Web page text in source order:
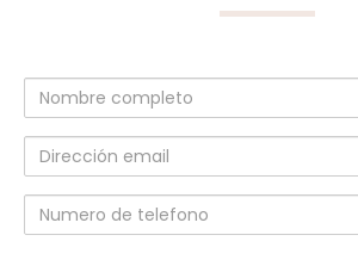
Nombre
completo
Dirección
email
Numero
de